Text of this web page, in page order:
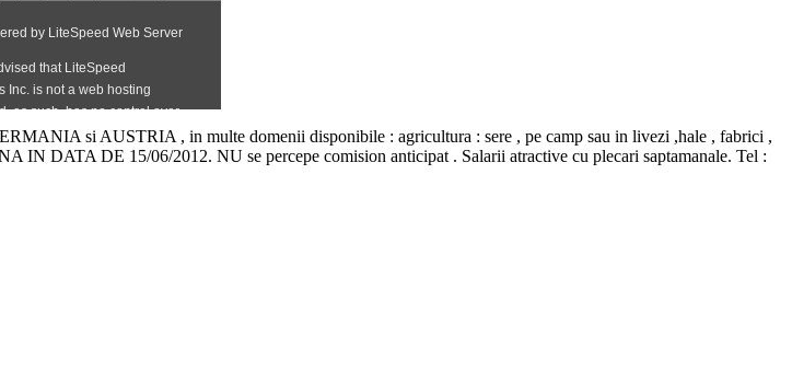
si AUSTRIA , in multe domenii disponibile : agricultura : sere , pe camp sau in livezi ,hale , fabrici ,
DATA DE 15/06/2012. NU se percepe comision anticipat . Salarii atractive cu plecari saptamanale. Tel :